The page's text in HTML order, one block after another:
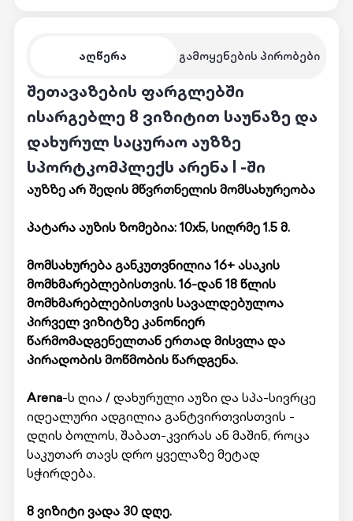
აღწერა გამოყენების პირობები
შეთავაზების ფარგლებში
ისარგებლე 8 ვიზიტით საუნაზე და
დახურულ საცურაო აუზზე
სპორტკომპლექს არენა I -ში
აუზზე არ შედის მწვრთნელის მომსახურეობა
პატარა აუზის ზომებია: 10x5, სიღრმე 1.5 მ.
მომსახურება განკუთვნილია 16+ ასაკის
მომხმარებლებისთვის. 16-დან 18 წლის
მომხმარებლებისთვის სავალდებულოა
პირველ ვიზიტზე კანონიერ
წარმომადგენელთან ერთად მისვლა და
პირადობის მოწმობის წარდგენა.
Arena-ს ღია / დახურული აუზი და სპა-სივრცე
იდეალური ადგილია განტვირთვისთვის -
დღის ბოლოს, შაბათ-კვირას ან მაშინ, როცა
საკუთარ თავს დრო ყველაზე მეტად
სჭირდება.
8 ვიზიტი ვადა 30 დღე.